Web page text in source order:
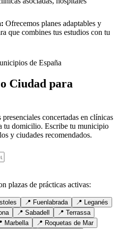
Ofrecemos planes adaptables y
que combines tus estudios con tu
de España
Ciudad para
concertadas en clínicas
tu domicilio. Escribe tu municipio
y ciudades recomendados.
plazas de prácticas activas:
📍 Fuenlabrada 📍 Leganés
📍 Sabadell 📍 Terrassa
Marbella 📍 Roquetas de Mar